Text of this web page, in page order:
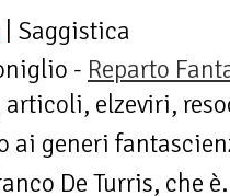
| Saggistica
- Reparto
elzeviri,
ai generi
De Turris, che